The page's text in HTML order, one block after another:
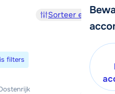
Sorteer en filter
filters